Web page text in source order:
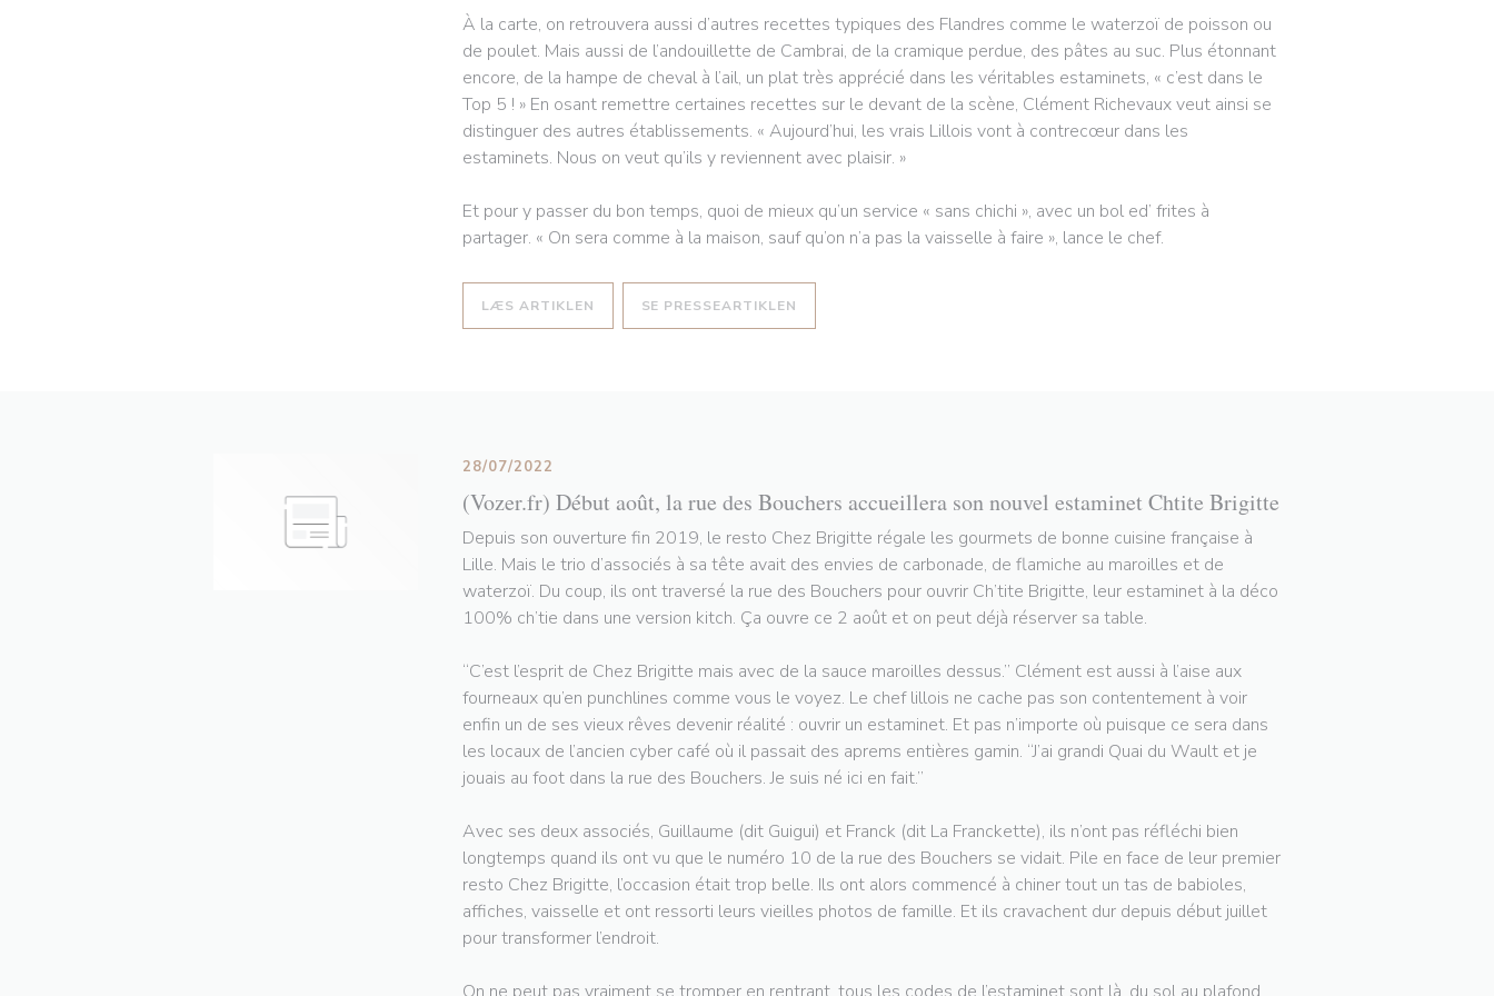
À la carte, on retrouvera aussi d’autres recettes typiques des Flandres comme le waterzoï de poisson ou
de poulet. Mais aussi de l’andouillette de Cambrai, de la cramique perdue, des pâtes au suc. Plus étonnant
encore, de la hampe de cheval à l’ail, un plat très apprécié dans les véritables estaminets, « c’est dans le
Top 5 ! » En osant remettre certaines recettes sur le devant de la scène, Clément Richevaux veut ainsi se
distinguer des autres établissements. « Aujourd’hui, les vrais Lillois vont à contrecœur dans les
estaminets. Nous on veut qu’ils y reviennent avec plaisir. »
Et pour y passer du bon temps, quoi de mieux qu’un service « sans chichi », avec un bol ed’ frites à
partager. « On sera comme à la maison, sauf qu’on n’a pas la vaisselle à faire », lance le chef.
LÆS ARTIKLEN ((ÅBNER I ET NYT VINDUE))
SE PRESSEARTIKLEN
(Vozer.fr) Début août, la rue des Bouchers accueillera son nouvel estaminet Chtite Brigitte
28/07/2022
Depuis son ouverture fin 2019, le resto Chez Brigitte régale les gourmets de bonne cuisine française à
Lille. Mais le trio d’associés à sa tête avait des envies de carbonade, de flamiche au maroilles et de
waterzoï. Du coup, ils ont traversé la rue des Bouchers pour ouvrir Ch’tite Brigitte, leur estaminet à la déco
100% ch’tie dans une version kitch. Ça ouvre ce 2 août et on peut déjà réserver sa table.
“C’est l’esprit de Chez Brigitte mais avec de la sauce maroilles dessus.” Clément est aussi à l’aise aux
fourneaux qu’en punchlines comme vous le voyez. Le chef lillois ne cache pas son contentement à voir
enfin un de ses vieux rêves devenir réalité : ouvrir un estaminet. Et pas n’importe où puisque ce sera dans
les locaux de l’ancien cyber café où il passait des aprems entières gamin. “J’ai grandi Quai du Wault et je
jouais au foot dans la rue des Bouchers. Je suis né ici en fait.”
Avec ses deux associés, Guillaume (dit Guigui) et Franck (dit La Franckette), ils n’ont pas réfléchi bien
longtemps quand ils ont vu que le numéro 10 de la rue des Bouchers se vidait. Pile en face de leur premier
resto Chez Brigitte, l’occasion était trop belle. Ils ont alors commencé à chiner tout un tas de babioles,
affiches, vaisselle et ont ressorti leurs vieilles photos de famille. Et ils cravachent dur depuis début juillet
pour transformer l’endroit.